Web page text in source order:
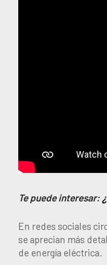
Te puede interesar:
En redes sociales
se aprecian más
de energía eléctrica.